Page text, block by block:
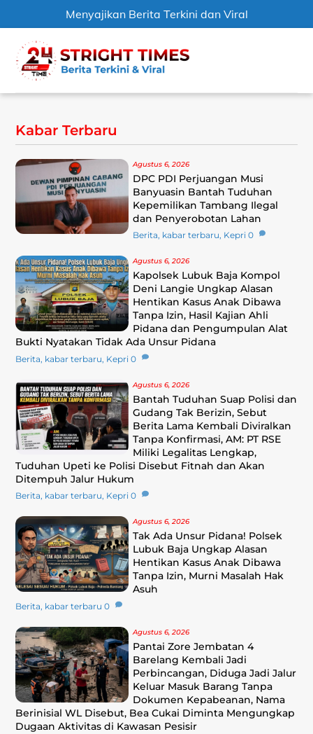
Menyajikan Berita Terkini dan Viral
content
Kabar Terbaru
Agustus 6, 2026
DPC PDI Perjuangan Musi
Banyuasin Bantah Tuduhan
Kepemilikan Tambang Ilegal
dan Penyerobotan Lahan
Berita, kabar terbaru, Kepri 0
Agustus 6, 2026
Kapolsek Lubuk Baja Kompol
Deni Langie Ungkap Alasan
Hentikan Kasus Anak Dibawa
Tanpa Izin, Hasil Kajian Ahli
Pidana dan Pengumpulan Alat
Bukti Nyatakan Tidak Ada Unsur Pidana
Berita, kabar terbaru, Kepri 0
Agustus 6, 2026
Bantah Tuduhan Suap Polisi dan
Gudang Tak Berizin, Sebut
Berita Lama Kembali Diviralkan
Tanpa Konfirmasi, ‎AM: PT RSE
Miliki Legalitas Lengkap,
Tuduhan Upeti ke Polisi Disebut Fitnah dan Akan
Ditempuh Jalur Hukum
Berita, kabar terbaru, Kepri 0
Agustus 6, 2026
Tak Ada Unsur Pidana! Polsek
Lubuk Baja Ungkap Alasan
Hentikan Kasus Anak Dibawa
Tanpa Izin, Murni Masalah Hak
Asuh
Berita, kabar terbaru 0
Agustus 6, 2026
Pantai Zore Jembatan 4
Barelang Kembali Jadi
Perbincangan, Diduga Jadi Jalur
Keluar Masuk Barang Tanpa
Dokumen Kepabeanan, Nama
Berinisial WL Disebut, Bea Cukai Diminta Mengungkap
Dugaan Aktivitas di Kawasan Pesisir